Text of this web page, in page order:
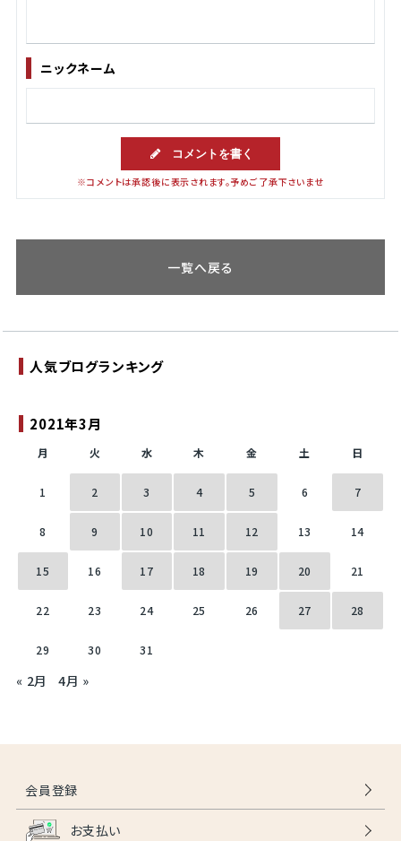
ニックネーム
コメントを書く
※コメントは承認後に表示されます。予めご了承下さいませ
一覧へ戻る
2021年3月
月 火 水 木 金 土 日
1 2 3 4 5 6 7
8 9 10 11 12 13 14
15 16 17 18 19 20 21
22 23 24 25 26 27 28
29 30 31
« 2月 4月 »
人気ブログランキング
会員登録
お支払い